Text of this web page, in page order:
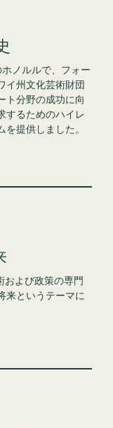
ノルルで、フォー
イ州文化芸術財団
ト分野の成功に向
するためのハイレ
提供しました。
よび政策の専門
来というテーマに